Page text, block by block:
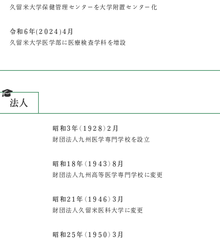
久留米大学保健管理センターを大学附置センター化
令和6年(2024)4月
久留米大学医学部に医療検査学科を増設
法人
昭和3年（1928）2月
財団法人九州医学専門学校を設立
昭和18年（1943）8月
財団法人九州高等医学専門学校に変更
昭和21年（1946）3月
財団法人久留米医科大学に変更
昭和25年（1950）3月